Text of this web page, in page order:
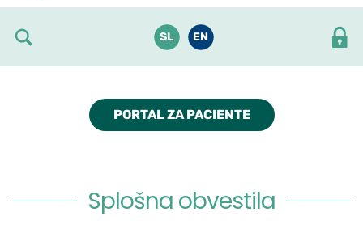
SL EN
PORTAL ZA PACIENTE
Splošna obvestila